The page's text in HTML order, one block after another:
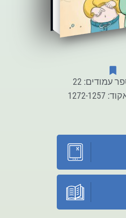
עמודים: 22
1257